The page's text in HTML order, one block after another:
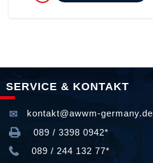
SERVICE & KONTAKT
kontakt@awwm-germany.de
089 / 3398 0942*
089 / 244 132 77*